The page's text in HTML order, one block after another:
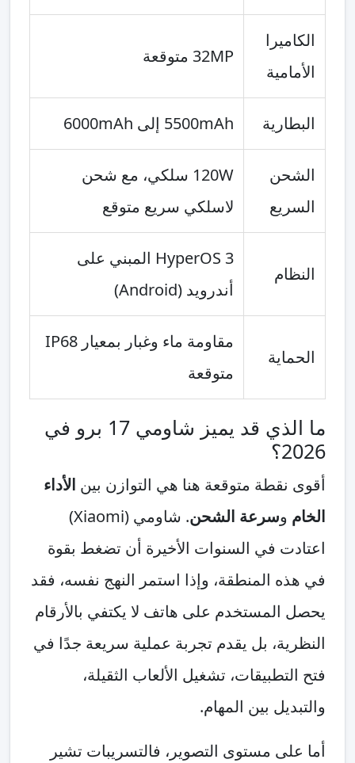
الكاميرا
الأمامية
32MP متوقعة
البطارية 5500mAh إلى 6000mAh
الشحن
السريع
120W سلكي، مع شحن
لاسلكي سريع متوقع
النظام
HyperOS 3 المبني على
أندرويد (Android)
الحماية
مقاومة ماء وغبار بمعيار IP68
متوقعة
ما الذي قد يميز شاومي 17 برو في
2026؟
أقوى نقطة متوقعة هنا هي التوازن بين الأداء
الخام وسرعة الشحن
. شاومي (Xiaomi)
اعتادت في السنوات الأخيرة أن تضغط بقوة
في هذه المنطقة، وإذا استمر النهج نفسه، فقد
يحصل المستخدم على هاتف لا يكتفي بالأرقام
النظرية، بل يقدم تجربة عملية سريعة جدًا في
فتح التطبيقات، تشغيل الألعاب الثقيلة،
والتبديل بين المهام.
أما على مستوى التصوير، فالتسريبات تشير